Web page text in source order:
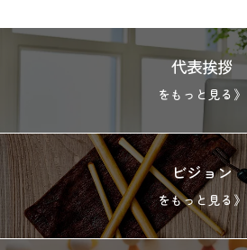
代表挨拶
をもっと見る》
ビジョン
をもっと見る》